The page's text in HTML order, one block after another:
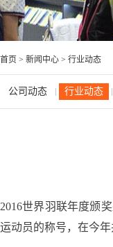
首页 > 新闻中心 > 行业动态
公司动态 行业动态
2016世界羽联年度颁
运动员的称号，在今